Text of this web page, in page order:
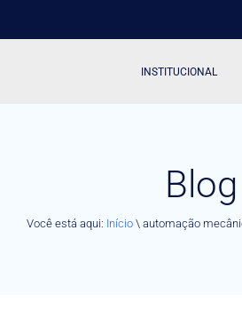
INSTITUCIONAL
Blog
Você está aqui: Início\ automação